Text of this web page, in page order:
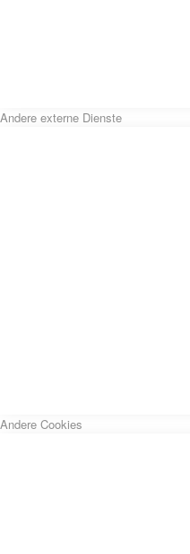
Andere externe Dienste
Andere Cookies